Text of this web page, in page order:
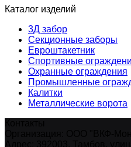
Каталог изделий
3Д забор
Секционные заборы
Евроштакетник
Спортивные
Охранные ограждения
Промышленные
Калитки
Металлические ворота